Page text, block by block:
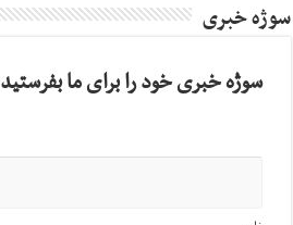
سوژه خبری
سوژه خبری خود را برای ما بفرستید